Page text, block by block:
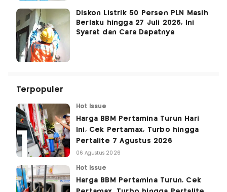
Diskon Listrik 50 Persen PLN Masih
Berlaku hingga 27 Juli 2026, Ini
Syarat dan Cara Dapatnya
Terpopuler
Hot Issue
Harga BBM Pertamina Turun Hari
Ini, Cek Pertamax, Turbo hingga
Pertalite 7 Agustus 2026
06 Agustus 2026
Hot Issue
Harga BBM Pertamina Turun, Cek